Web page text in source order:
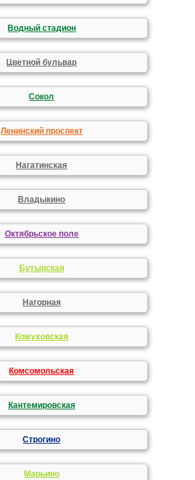
Водный стадион
Цветной бульвар
Сокол
Ленинский проспект
Нагатинская
Владыкино
Октябрьское поле
Бутырская
Нагорная
Кожуховская
Комсомольская
Кантемировская
Строгино
Марьино